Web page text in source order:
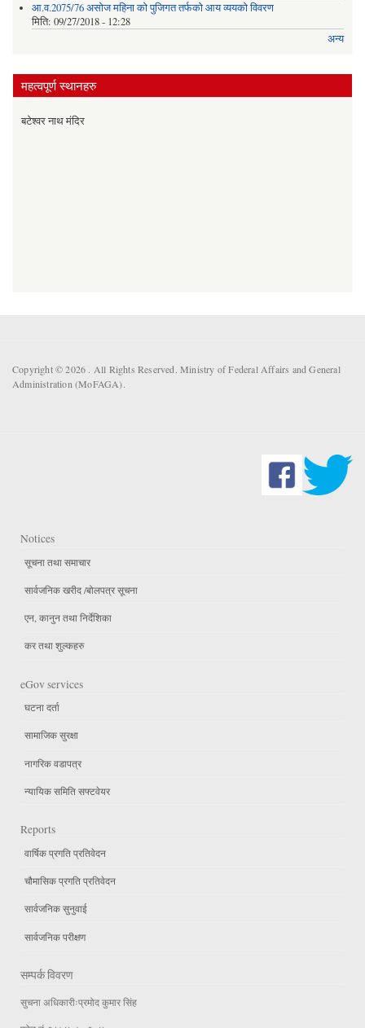
आ.व.2075/76 असोज महिना को पुजिगत तर्फको आय व्ययको विवरण
मिति: 09/27/2018 - 12:28
अन्य
महत्वपूर्ण स्थानहरु
बटेश्वर नाथ मंदिर
Copyright © 2026 . All Rights Reserved. Ministry of Federal Affairs and General
Administration (MoFAGA).
Notices
सूचना तथा समाचार
सार्वजनिक खरीद /बोलपत्र सूचना
एन, कानुन तथा निर्देशिका
कर तथा शुल्कहरु
eGov services
घटना दर्ता
सामाजिक सुरक्षा
नागरिक वडापत्र
न्यायिक समिति सफ्टवेयर
Reports
वार्षिक प्रगति प्रतिवेदन
चौमासिक प्रगति प्रतिवेदन
सार्वजनिक सुनुवाई
सार्वजनिक परीक्षण
सम्पर्क विवरण
सुचना अधिकारीःप्रमोद कुमार सिंह